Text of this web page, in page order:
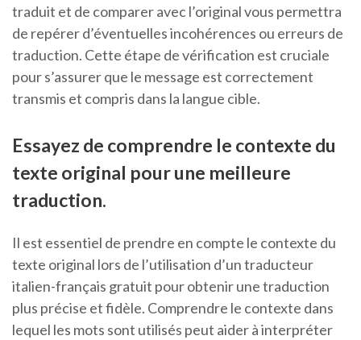
traduit et de comparer avec l’original vous permettra
de repérer d’éventuelles incohérences ou erreurs de
traduction. Cette étape de vérification est cruciale
pour s’assurer que le message est correctement
transmis et compris dans la langue cible.
Essayez de comprendre le contexte du
texte original pour une meilleure
traduction.
Il est essentiel de prendre en compte le contexte du
texte original lors de l’utilisation d’un traducteur
italien-français gratuit pour obtenir une traduction
plus précise et fidèle. Comprendre le contexte dans
lequel les mots sont utilisés peut aider à interpréter